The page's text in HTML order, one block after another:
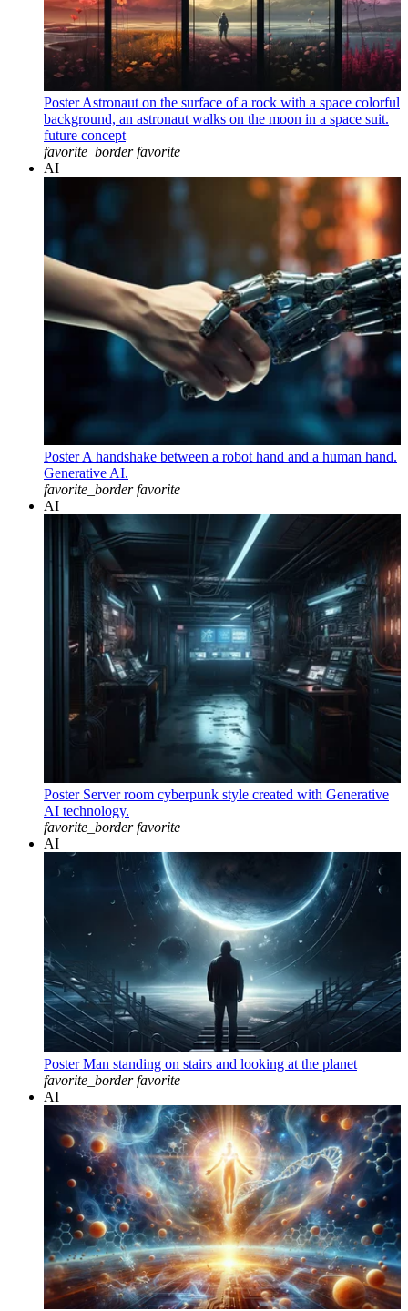
Poster Astronaut on the surface of a rock with a space colorful
background, an astronaut walks on the moon in a space suit.
future concept
favorite_border favorite
AI
Poster A handshake between a robot hand and a human hand.
Generative AI.
favorite_border favorite
AI
Poster Server room cyberpunk style created with Generative
AI technology.
favorite_border favorite
AI
Poster Man standing on stairs and looking at the planet
favorite_border favorite
AI